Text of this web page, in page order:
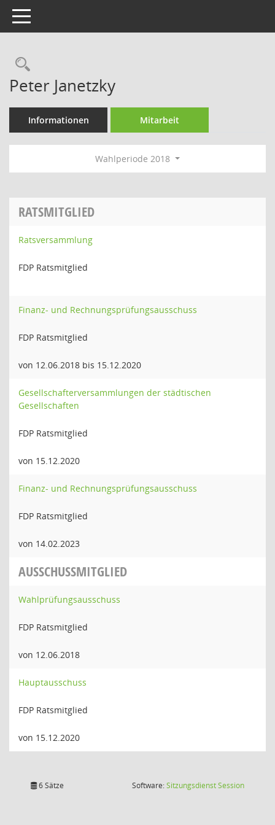
Toggle navigation
Rechercheauswahl
Peter Janetzky
Informationen Mitarbeit
Wahlperiode 2018
RATSMITGLIED
Ratsversammlung
FDP Ratsmitglied
Finanz- und Rechnungsprüfungsausschuss
FDP Ratsmitglied
von 12.06.2018 bis 15.12.2020
Gesellschafterversammlungen der städtischen
Gesellschaften
FDP Ratsmitglied
von 15.12.2020
Finanz- und Rechnungsprüfungsausschuss
FDP Ratsmitglied
von 14.02.2023
AUSSCHUSSMITGLIED
Wahlprüfungsausschuss
FDP Ratsmitglied
von 12.06.2018
Hauptausschuss
FDP Ratsmitglied
von 15.12.2020
6 Sätze Software:SitzungsdienstSession(Wird in